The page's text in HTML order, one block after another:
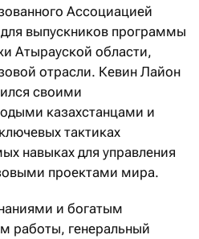
Ассоциацией
выпускников программы
Атырауской области,
отрасли. Кевин Лайон
своими
казахстанцами и
тактиках
навыках для управления
проектами мира.
и богатым
работы, генеральный